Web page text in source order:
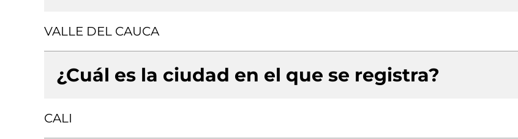
VALLE DEL CAUCA
¿Cuál es la ciudad en el que se registra?
CALI